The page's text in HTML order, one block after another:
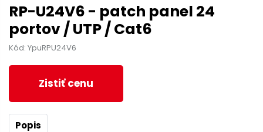
RP-U24V6 - patch panel 24
portov / UTP / Cat6
Kód: YpuRPU24V6
Zistiť cenu
Popis